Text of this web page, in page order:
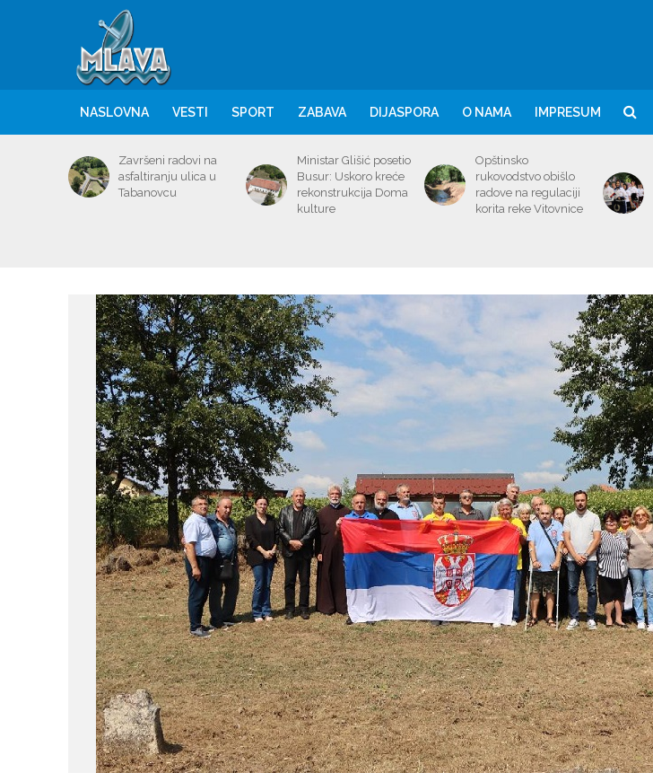
NASLOVNA VESTI SPORT ZABAVA DIJASPORA O NAMA IMPRESUM
Završeni radovi na
asfaltiranju ulica u
Tabanovcu
Ministar Glišić posetio
Busur: Uskoro kreće
rekonstrukcija Doma
kulture
Opštinsko
rukovodstvo obišlo
radove na regulaciji
korita reke Vitovnice